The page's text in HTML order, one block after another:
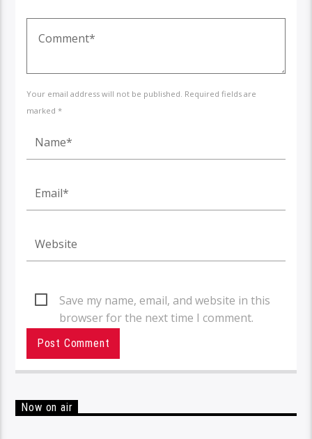
Your email address will not be published. Required fields are
marked *
Save my name, email, and website in this
browser for the next time I comment.
Now on air